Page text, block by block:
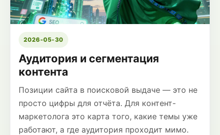
2026-05-30
Аудитория и сегментация
контента
Позиции сайта в поисковой выдаче — это не
просто цифры для отчёта. Для контент-
маркетолога это карта того, какие темы уже
работают, а где аудитория проходит мимо.